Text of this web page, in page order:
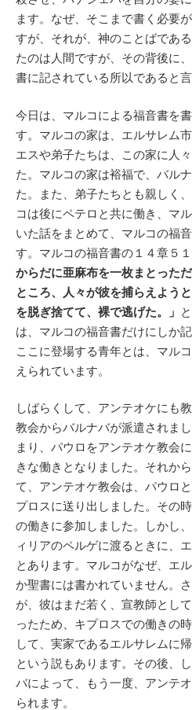
ます。なぜ、そこまで書く必要
すが、それが、神のことばであ
たのは人間ですが、その背後に
書に記されている所以であると言
今日は、マルコによる福音書を
す。マルコの家は、エルサレム
エスや弟子たちは、この家に人
た。マルコの家は裕福で、バル
た。また、弟子たちとも親しく
コは後にペテロと共に働き、マ
いた話をまとめて、マルコの福
す。マルコの福音書の１４章５
からだに亜麻布を一枚まとった
ところ、人々が彼を捕らえよう
を脱ぎ捨てて、裸で逃げた。」
は、マルコの福音書だけにしか
ここに登場する青年とは、マル
えられています。
しばらくして、アンテオケにも
教会からバルナバが派遣されま
まり、パウロをアンテオケ教会
きな働きとなりました。それか
て、アンテオケ教会は、パウロ
プロスに送り出しました。その
の働きに参加しました。しかし
ィリアのペルゲに渡るときに、
とあります。マルコがなぜ、エ
か聖書には書かれていません。
が、彼はまだ若く、宣教師とし
ったため、キプロスでの働きの
して、実家であるエルサレムに
という説もあります。その後、
バによって、もう一度、アンテ
られます。